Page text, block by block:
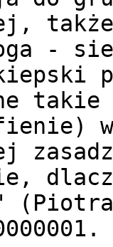
-
takie